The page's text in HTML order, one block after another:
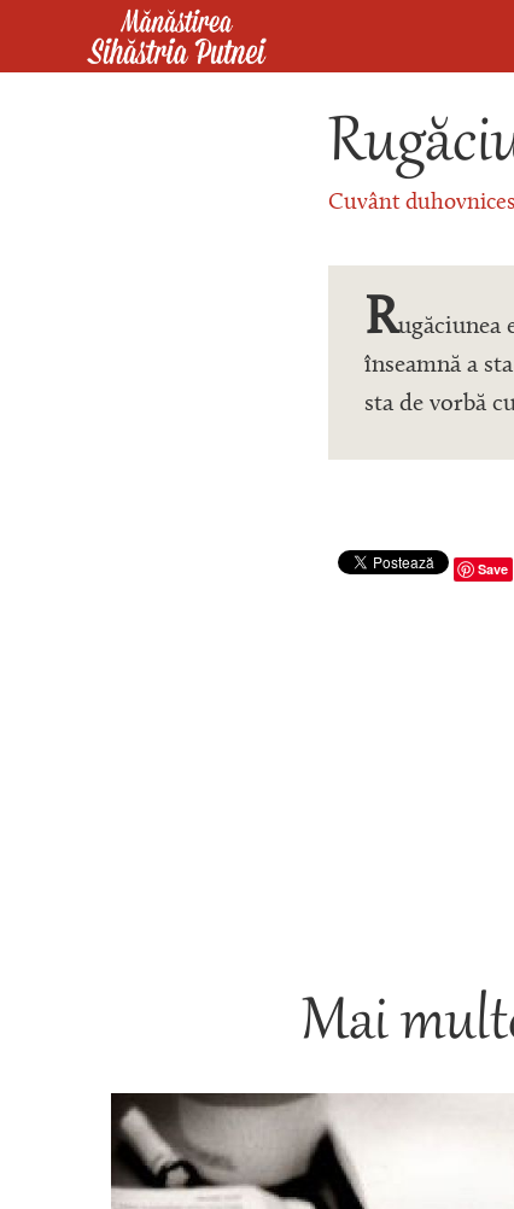
Mergi la conţinutul principal
Cuvânt
Rugăciunea
înseamnă a
sta de vorbă
Save
Mai